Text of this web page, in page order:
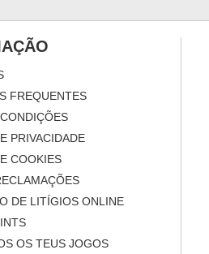
FREQUENTES
PRIVACIDADE
COOKIES
DE LITÍGIOS ONLINE
OS TEUS JOGOS